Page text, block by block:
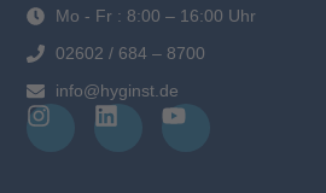
Mo - Fr : 8:00 – 16:00 Uhr
02602 / 684 – 8700
info@hyginst.de